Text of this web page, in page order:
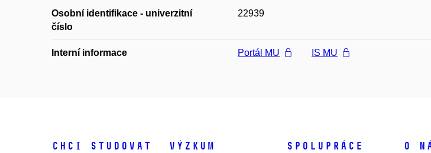
Osobní identifikace - univerzitní
číslo
22939
Interní informace Portál MU IS MU
Chci studovat Výzkum Spolupráce O